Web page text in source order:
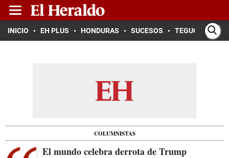
INICIO EH PLUS HONDURAS SUCESOS TEGUCIGALPA
COLUMNISTAS
El mundo celebra derrota de Trump